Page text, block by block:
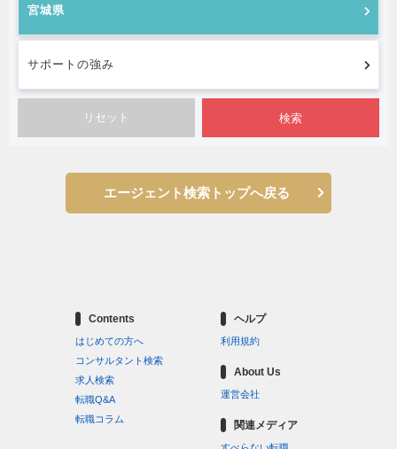
宮城県
サポートの強み
検索
エージェント検索トップへ戻る
Contents
はじめての方へ
コンサルタント検索
求人検索
転職Q&A
転職コラム
ヘルプ
利用規約
About Us
運営会社
関連メディア